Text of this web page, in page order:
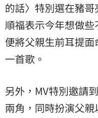
的話〉特別選在豬
順福表示今年想做
便將父親生前耳提
一首歌。
另外，MV特別邀請
兩角，同時扮演父